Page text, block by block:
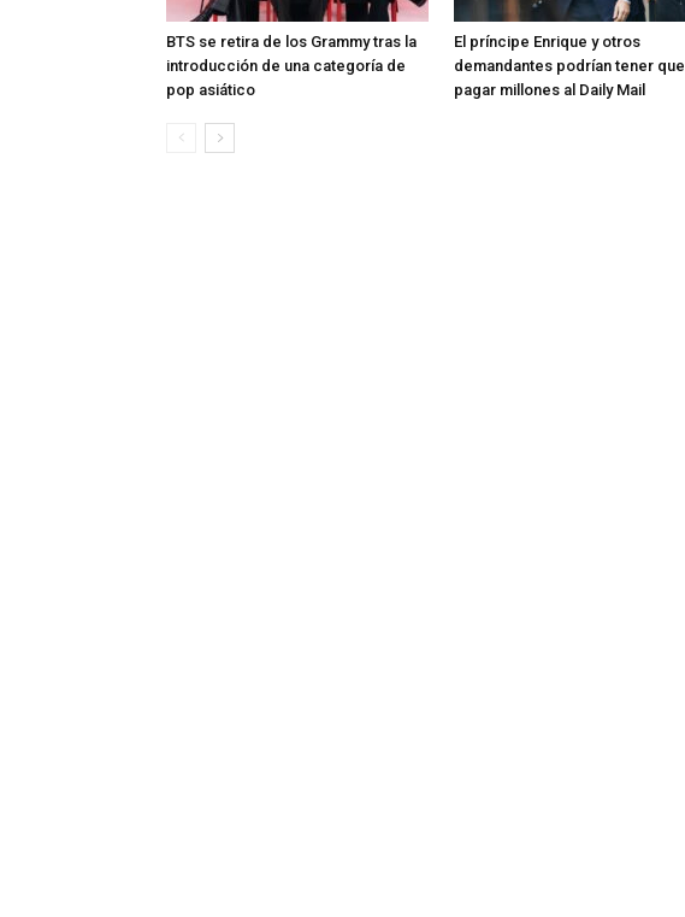
BTS se retira de los Grammy tras la
introducción de una categoría de
pop asiático
El príncipe Enrique y otros
demandantes podrían tener que
pagar millones al Daily Mail